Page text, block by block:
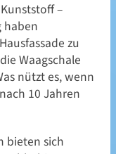
–
haben
zu
Waagschale
nützt es, wenn
10 Jahren
bieten sich